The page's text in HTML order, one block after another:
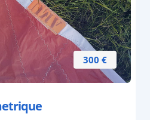
300 €